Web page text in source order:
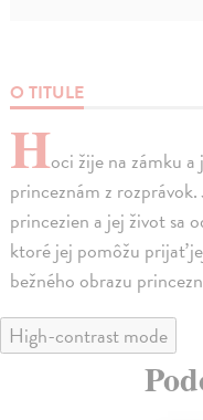
O TITULE
Hoci žije na zámku
princeznám z
princezien a jej život sa
ktoré jej pomôžu prijať
bežného obrazu
High-contrast mode